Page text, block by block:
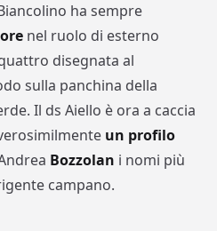
ha sempre
nel ruolo di esterno
disegnata al
sulla panchina della
Il ds Aiello è ora a caccia
un profilo
Bozzolan i nomi più
campano.